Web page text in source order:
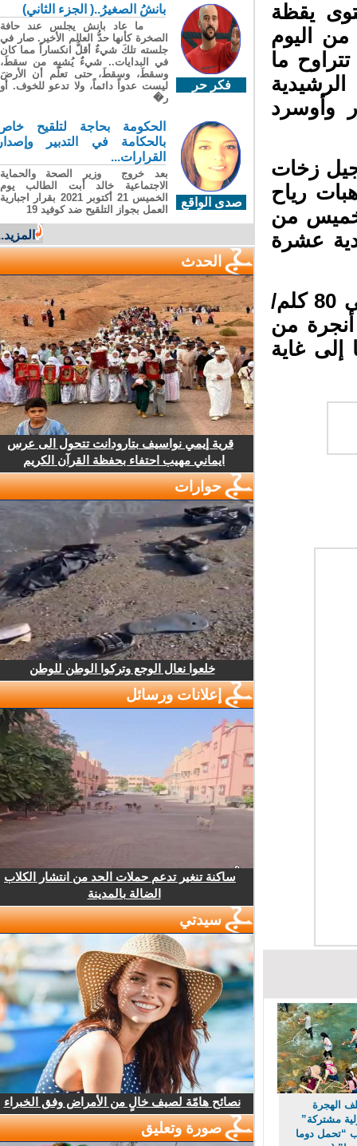
يقظة
اليوم
ما
الرشيدية
وأوسرد
زخات
25 ملم) مع هبات رياح
من
عشرة
ومن المتوقع تسجيل هبات رياح قوية (من 75 إلى 80 كلم/
من
غاية
الهجرة
مشتركة”
دوما
فكر حر
بانشُ الصغيرُ..( الجزء الثاني)
ما عاد بانش يجلس عند حافة
الصخرة كأنها حدُّ العالم الأخير. صار في
جلسته تلكَ شيءٌ أقلُّ انكساراً مما كان
في البدايات.. شيءٌ يُشبِه من سقطَ،
وسقطَ، وسقطَ، حتى تعلّم أن الأرضَ
ليست عدواً دائماً، ولا تدعو للخوف. أو
ر�
صدى الواقع
الحكومة بحاجة لتلقيح خاص
بالحكامة في التدبير وإصدار
القرارات...
بعد خروج وزير الصحة والحماية
الاجتماعية خالد أبت الطالب يوم
الخميس 21 أكتوبر 2021 بقرار اجبارية
العمل بجواز التلقيح ضد كوفيد 19
المزيد...
الحدث
قرية إيمي نواسيف بتارودانت تتحول الى عرس
ايماني مهيب احتفاء بحفظة القرآن الكريم
حوارات
خلعوا نعال الوجع وتركوا الوطن للوطن
إعلانات ورسائل
ساكنة تنغير تدعم حملات الحد من انتشار الكلاب
الضالة بالمدينة
سيدتي
نصائح هامّة لصيف خالٍ من الأمراض وفق الخبراء
صورة وتعليق